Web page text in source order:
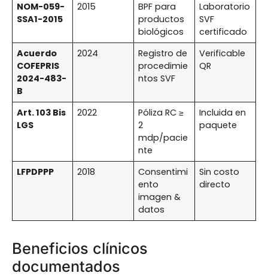
NOM-059-
SSA1-2015
2015
BPF para
productos
biológicos
Laboratorio
SVF
certificado
Acuerdo
COFEPRIS
2024-483-
B
2024
Registro de
procedimie
ntos SVF
Verificable
QR
Art. 103 Bis
LGS
2022
Póliza RC ≥
2
mdp/pacie
nte
Incluida en
paquete
LFPDPPP 2018
Consentimi
ento
imagen &
datos
Sin costo
directo
Beneficios clínicos
documentados